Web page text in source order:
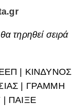
τηρηθεί σειρά
| ΚΙΝΔΥΝΟΣ
| ΓΡΑΜΜΗ
| ΠΑΙΞΕ